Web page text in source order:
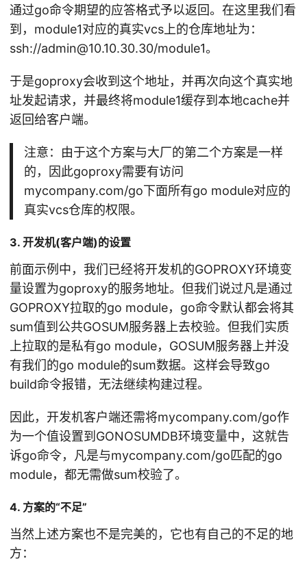
通过go命令期望的应答格式予以返回。在这里我们看
到，module1对应的真实vcs上的仓库地址为：
ssh://admin@10.10.30.30/module1。
于是goproxy会收到这个地址，并再次向这个真实地
址发起请求，并最终将module1缓存到本地cache并
返回给客户端。
注意：由于这个方案与大厂的第二个方案是一样
的，因此goproxy需要有访问
mycompany.com/go下面所有go module对应的
真实vcs仓库的权限。
3. 开发机(客户端)的设置
前面示例中，我们已经将开发机的GOPROXY环境变
量设置为goproxy的服务地址。但我们说过凡是通过
GOPROXY拉取的go module，go命令默认都会将其
sum值到公共GOSUM服务器上去校验。但我们实质
上拉取的是私有go module，GOSUM服务器上并没
有我们的go module的sum数据。这样会导致go
build命令报错，无法继续构建过程。
因此，开发机客户端还需将mycompany.com/go作
为一个值设置到GONOSUMDB环境变量中，这就告
诉go命令，凡是与mycompany.com/go匹配的go
module，都无需做sum校验了。
4. 方案的“不足”
当然上述方案也不是完美的，它也有自己的不足的地
方：